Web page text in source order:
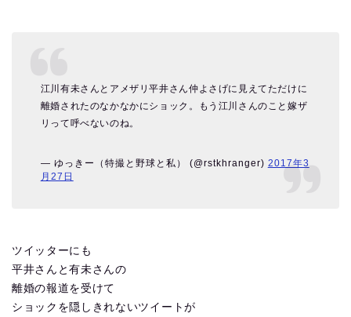
江川有未さんとアメザリ平井さん仲よさげに見えてただけに
離婚されたのなかなかにショック。もう江川さんのこと嫁ザ
リって呼べないのね。
— ゆっきー（特撮と野球と私） (@rstkhranger) 2017年3
月27日
ツイッターにも
平井さんと有未さんの
離婚の報道を受けて
ショックを隠しきれないツイートが